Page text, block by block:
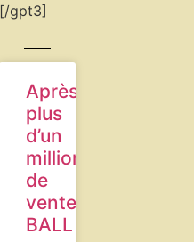
[/gpt3]
Après
plus
d’un
million
de
ventes,
BALL